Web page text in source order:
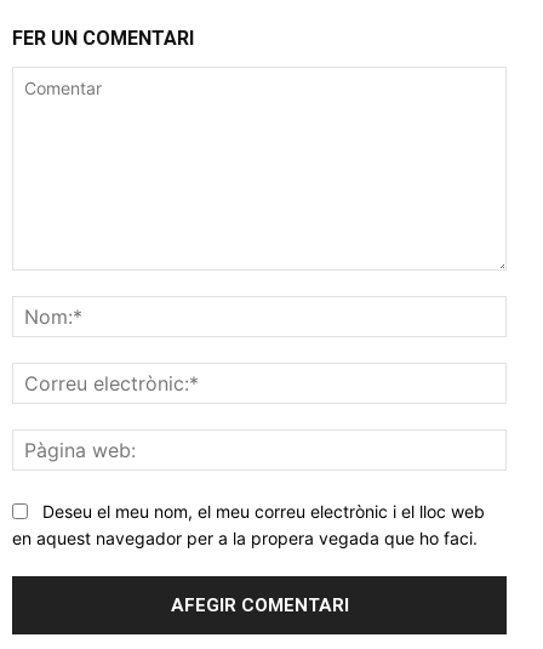
FER UN COMENTARI
web:
Deseu el meu nom, el meu correu electrònic i el lloc web
en aquest navegador per a la propera vegada que ho faci.